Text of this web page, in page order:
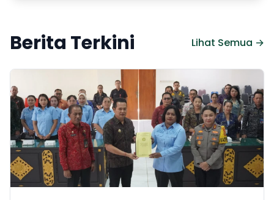
Berita Terkini Lihat Semua →